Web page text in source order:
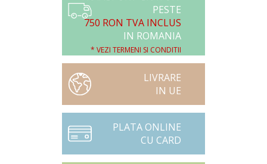
PESTE
750 RON TVA INCLUS
IN ROMANIA
* VEZI TERMENI SI CONDITII
LIVRARE
IN UE
PLATA ONLINE
CU CARD